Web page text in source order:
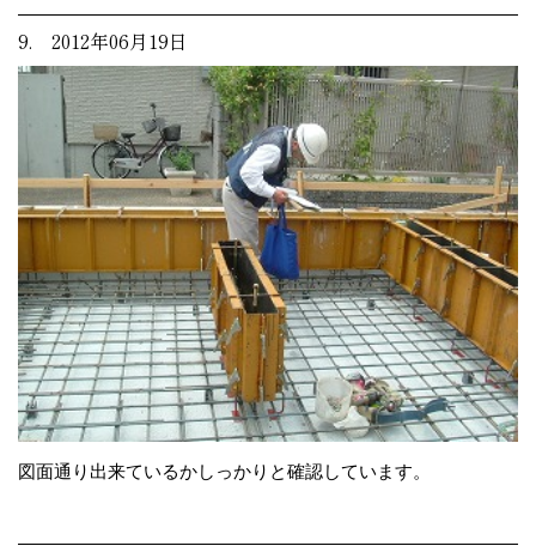
9. 2012年06月19日
図面通り出来ているかしっかりと確認しています。